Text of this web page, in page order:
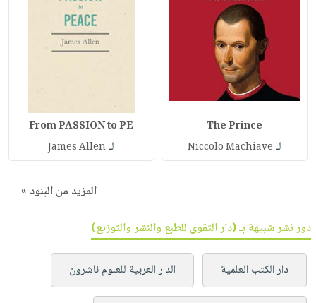
The Prince
لـ Niccolo Machiave
From PASSION to PE
لـJames Allen
المزيد من البنود »
دور نشر شبيهة بـ (دار التقوى للطبع والنشر والتوزيع)
دار الكتب العلمية الدار العربية للعلوم ناشرون